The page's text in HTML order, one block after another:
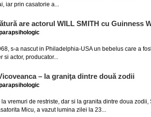
iar prin casatorie a...
are actorul WILL SMITH cu Guinness
s-a nascut in Philadelphia-USA un bebelus care a
si actor, producator...
– la graniţa dintre două zodii
la vremuri de restriste, dar si la granita dintre doua
Micu, a vazut lumina zilei la 23...